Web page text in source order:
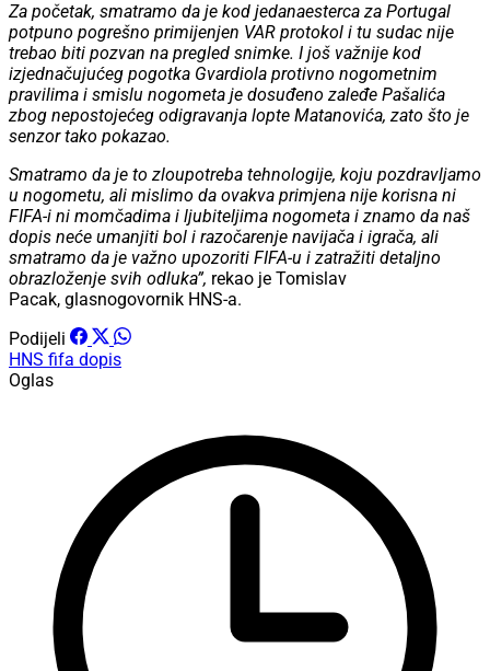
Za početak, smatramo da je kod jedanaesterca za Portugal
potpuno pogrešno primijenjen VAR protokol i tu sudac nije
trebao biti pozvan na pregled snimke. I još važnije kod
izjednačujućeg pogotka Gvardiola protivno nogometnim
pravilima i smislu nogometa je dosuđeno zaleđe Pašalića
zbog nepostojećeg odigravanja lopte Matanovića, zato što je
senzor tako pokazao.
Smatramo da je to zloupotreba tehnologije, koju pozdravljamo
u nogometu, ali mislimo da ovakva primjena nije korisna ni
FIFA-i ni momčadima i ljubiteljima nogometa i znamo da naš
dopis neće umanjiti bol i razočarenje navijača i igrača, ali
smatramo da je važno upozoriti FIFA-u i zatražiti detaljno
obrazloženje svih odluka”, rekao je Tomislav
Pacak, glasnogovornik HNS-a.
Podijeli
HNS fifa dopis
Oglas